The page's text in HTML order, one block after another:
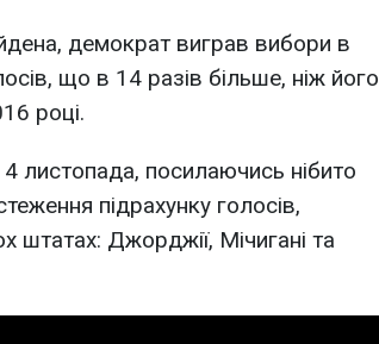
демократ виграв вибори в
що в 14 разів більше, ніж його
році.
листопада, посилаючись нібито
підрахунку голосів,
штатах: Джорджії, Мічигані та